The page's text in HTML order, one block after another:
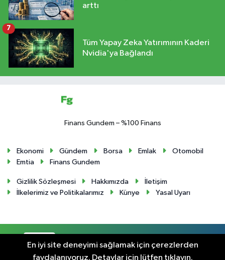
arttı
Tüm Yapay Zeka Yatırımının Kaderi
Nvidia'ya Bağlandı
7
Finans Gundem – %100 Finans
Ekonomi Gündem Borsa Emlak
Otomobil
Emtia
Finans Gundem
Gizlilik Sözleşmesi Hakkımızda
İletişim
İlkelerimiz ve Politikalarımız
Künye Yasal Uyarı
RSS Copyright © 2024. Her hakkı saklıdır.
En iyi site deneyimi sağlamak için çerezlerden
faydalanıyoruz. Detaylar için lütfen tıklayın.